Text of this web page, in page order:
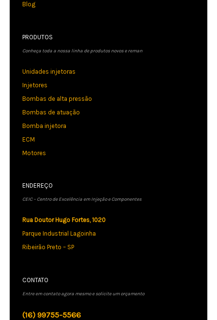
Blog
PRODUTOS
Conheça toda a nossa linha de produtos novos e reman
Unidades injetoras
Injetores
Bombas de alta pressão
Bombas de atuação
Bomba injetora
ECM
Motores
ENDEREÇO
CEIC – Centro de Excelência em Injeção e Componentes
Rua Doutor Hugo Fortes, 1020
Parque Industrial Lagoinha
Ribeirão Preto – SP
CONTATO
Entre em contato agora mesmo e solicite um orçamento
(16) 99755-5566